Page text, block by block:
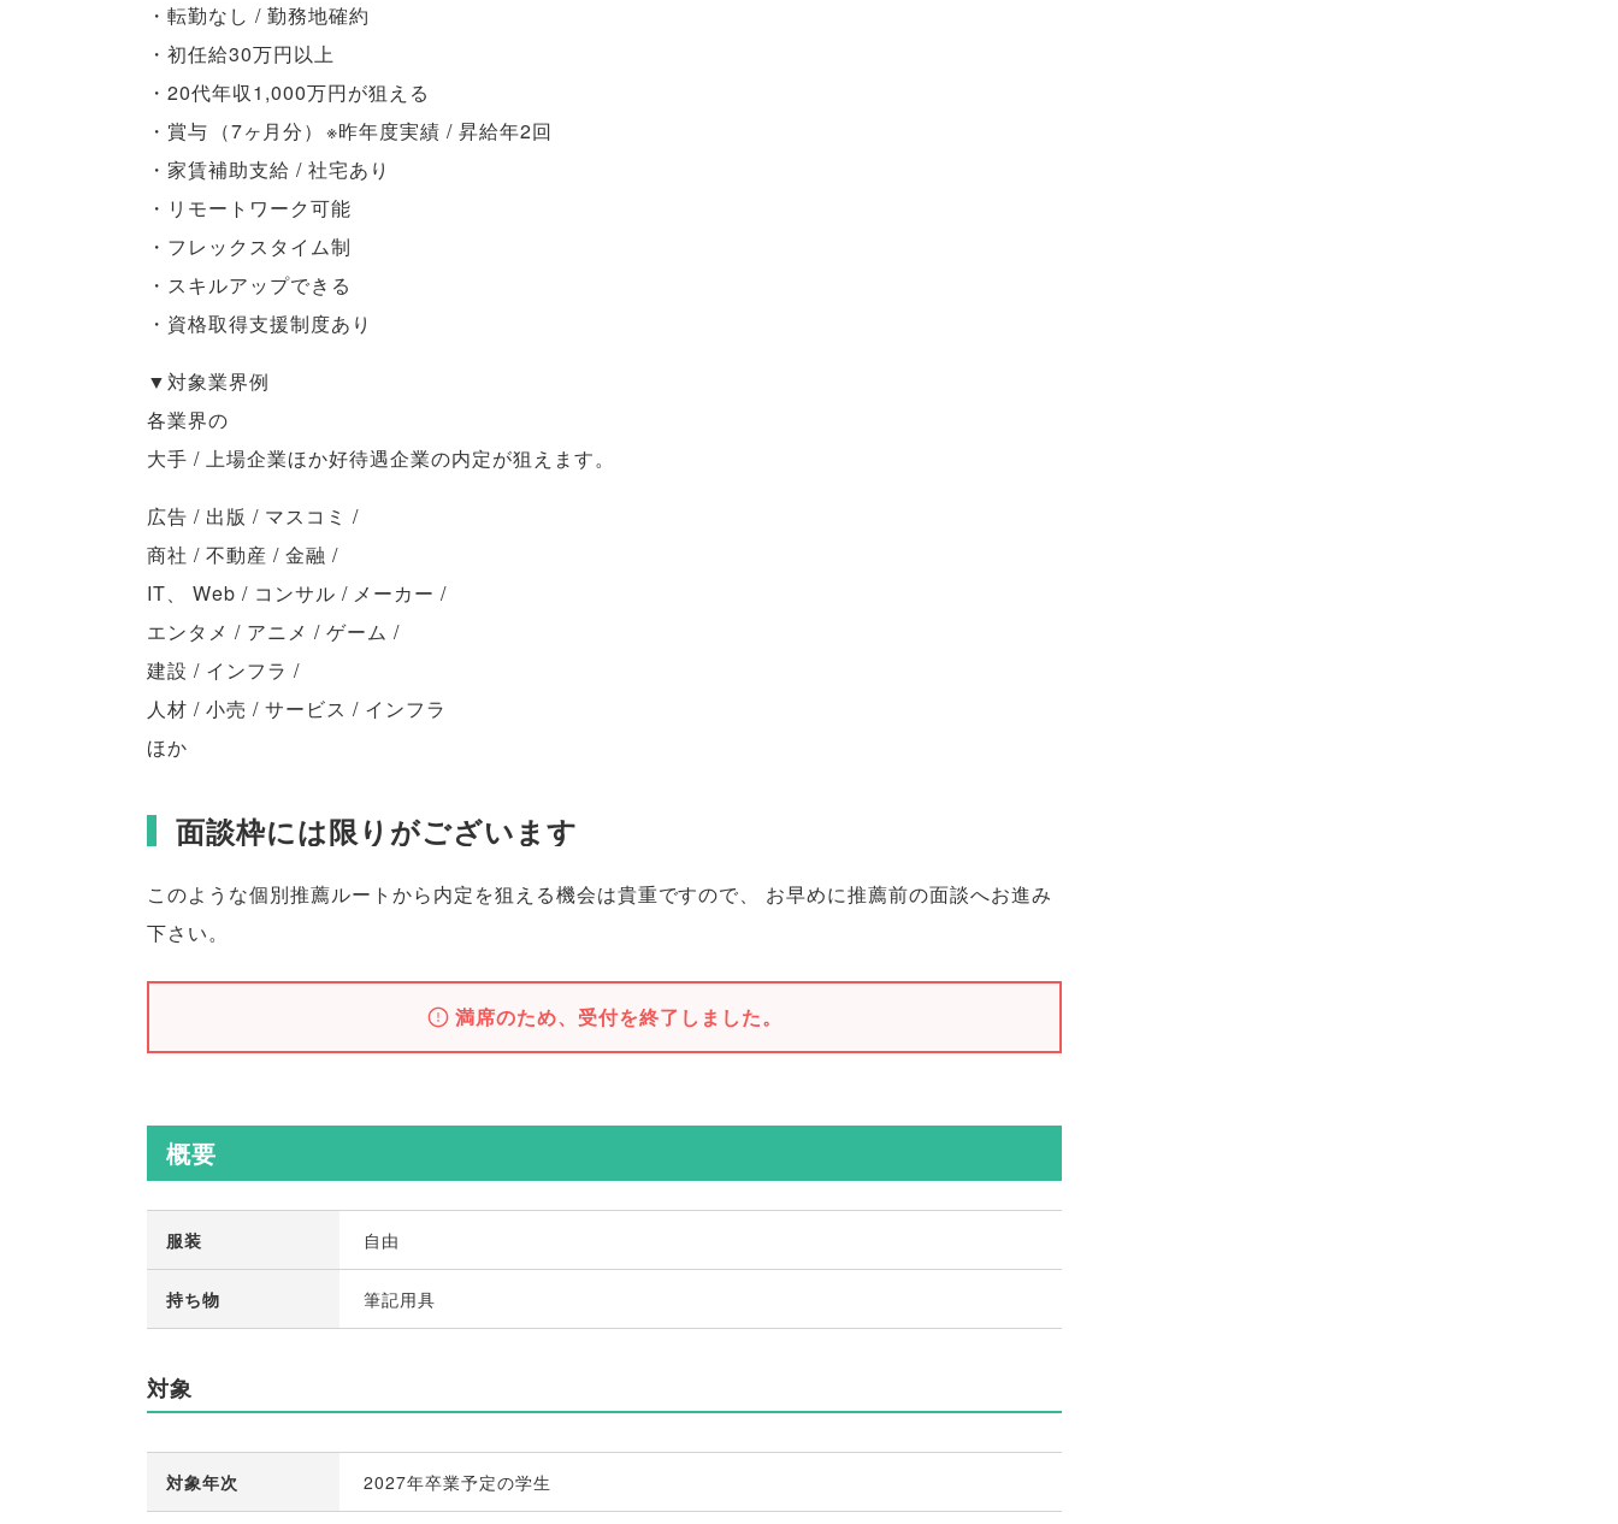
・転勤なし / 勤務地確約
・初任給30万円以上
・20代年収1,000万円が狙える
・賞与 （7ヶ月分） ※昨年度実績 / 昇給年2回
・家賃補助支給 / 社宅あり
・リモートワーク可能
・フレックスタイム制
・スキルアップできる
・資格取得支援制度あり
▼対象業界例
各業界の
大手 / 上場企業ほか好待遇企業の内定が狙えます。
広告 / 出版 / マスコミ /
商社 / 不動産 / 金融 /
IT、
Web / コンサル / メーカー /
エンタメ / アニメ / ゲーム /
建設 / インフラ /
人材 / 小売 / サービス / インフラ
ほか
面談枠には限りがございます
このような個別推薦ルートから内定を狙える機会は貴重ですので、
お早めに推薦前の面談へお進み
下さい。
満席のため、受付を終了しました。
概要
服装 自由
持ち物 筆記用具
対象
対象年次 2027年卒業予定の学生